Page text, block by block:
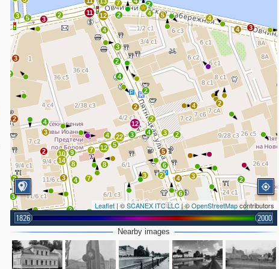
3
2
3
2
4 3
3
3
3
2
3
14
10
9
8
4
7
2
3
4
2
12
4
22
12
5
8
3
2
3
4
5
2
6
2
3
7
2 2
4
3
3
6
4 3 2
2
6
3
4
2
4
2
4
3
2
4
2
5
4
7
2
12
11
4
3
2
5
Leaflet | ©SCANEX ITC LLC| ©OpenStreetMapcontributors
1826 2000
Nearby images